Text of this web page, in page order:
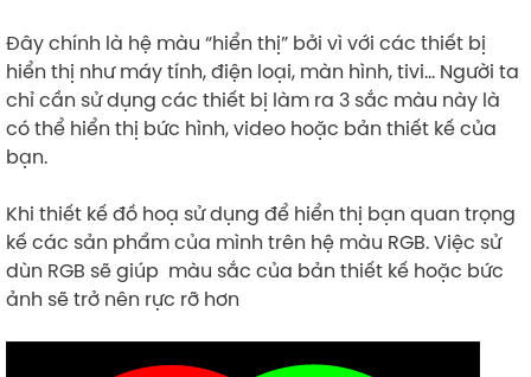
Đây chính là hệ màu “hiển thị” bởi vì với các thiết bị
hiển thị như máy tính, điện loại, màn hình, tivi… Người ta
chỉ cần sử dụng các thiết bị làm ra 3 sắc màu này là
có thể hiển thị bức hình, video hoặc bản thiết kế của
bạn.
Khi thiết kế đồ hoạ sử dụng để hiển thị bạn quan trọng
kế các sản phẩm của mình trên hệ màu RGB. Việc sử
dùn RGB sẽ giúp màu sắc của bản thiết kế hoặc bức
ảnh sẽ trở nên rực rỡ hơn